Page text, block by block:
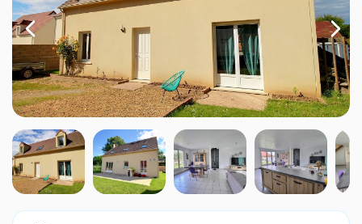
Contact